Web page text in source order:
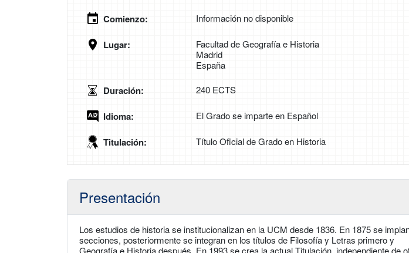
Comienzo: Información no disponible
Lugar:
Facultad de Geografía e Historia
Madrid
España
Duración: 240 ECTS
Idioma: El Grado se imparte en Español
Titulación: Título Oficial de Grado en Historia
Presentación
Los estudios de historia se institucionalizan en la UCM desde 1836. En 1875 se
secciones, posteriormente se integran en los títulos de Filosofía y Letras primero y
Geografía e Historia después. En 1993 se crea la actual Titulación, independiente de